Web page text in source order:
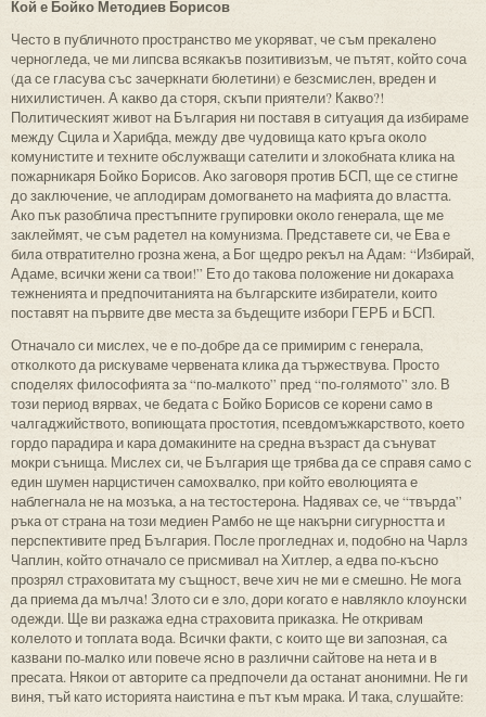
Кой е Бойко Методиев Борисов
Често в публичното пространство ме укоряват, че съм прекалено
черногледа, че ми липсва всякакъв позитивизъм, че пътят, който соча
(да се гласува със зачеркнати бюлетини) е безсмислен, вреден и
нихилистичен. А какво да сторя, скъпи приятели? Какво?!
Политическият живот на България ни поставя в ситуация да избираме
между Сцила и Харибда, между две чудовища като кръга около
комунистите и техните обслужващи сателити и злокобната клика на
пожарникаря Бойко Борисов. Ако заговоря против БСП, ще се стигне
до заключение, че аплодирам домогването на мафията до властта.
Ако пък разоблича престъпните групировки около генерала, ще ме
заклеймят, че съм радетел на комунизма. Представете си, че Ева е
била отвратително грозна жена, а Бог щедро рекъл на Адам: “Избирай,
Адаме, всички жени са твои!” Ето до такова положение ни докараха
тежненията и предпочитанията на българските избиратели, които
поставят на първите две места за бъдещите избори ГЕРБ и БСП.
Отначало си мислех, че е по-добре да се примирим с генерала,
отколкото да рискуваме червената клика да тържествува. Просто
споделях философията за “по-малкото” пред “по-голямото” зло. В
този период вярвах, че бедата с Бойко Борисов се корени само в
чалгаджийството, вопиющата простотия, псевдомъжкарството, което
гордо парадира и кара домакините на средна възраст да сънуват
мокри сънища. Мислех си, че България ще трябва да се справя само с
един шумен нарцистичен самохвалко, при който еволюцията е
наблегнала не на мозъка, а на тестостерона. Надявах се, че “твърда”
ръка от страна на този медиен Рамбо не ще накърни сигурността и
перспективите пред България. После прогледнах и, подобно на Чарлз
Чаплин, който отначало се присмивал на Хитлер, а едва по-късно
прозрял страховитата му същност, вече хич не ми е смешно. Не мога
да приема да мълча! Злото си е зло, дори когато е навлякло клоунски
одежди. Ще ви разкажа една страховита приказка. Не откривам
колелото и топлата вода. Всички факти, с които ще ви запозная, са
казвани по-малко или повече ясно в различни сайтове на нета и в
пресата. Някои от авторите са предпочели да останат анонимни. Не ги
виня, тъй като историята наистина е път към мрака. И така, слушайте: